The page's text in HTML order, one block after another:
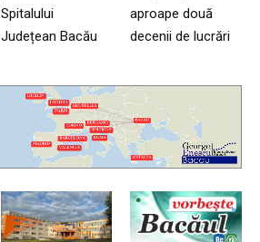
Spitalului
Județean Bacău
aproape două
decenii de lucrări